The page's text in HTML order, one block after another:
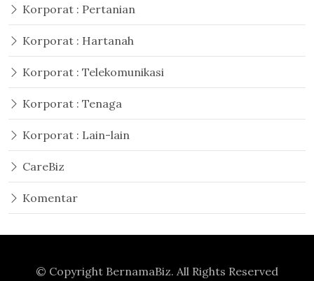
Korporat : Pertanian
Korporat : Hartanah
Korporat : Telekomunikasi
Korporat : Tenaga
Korporat : Lain-lain
CareBiz
Komentar
© Copyright BernamaBiz. All Rights Reserved